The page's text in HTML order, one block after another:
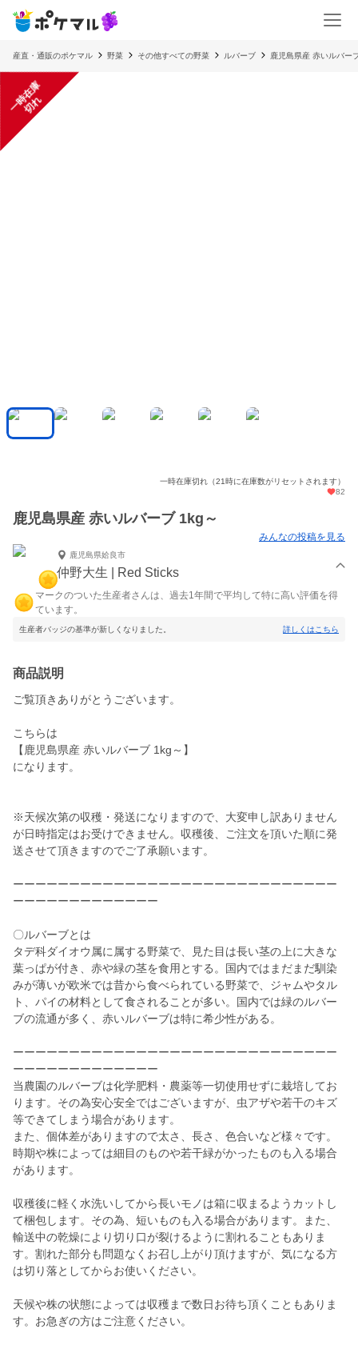
産直・通販のポケマル 野菜 その他すべての野菜 ルバーブ 鹿児島県産 赤いルバー
一
時
在
庫
切
れ
一時在庫切れ（21時に在庫数がリセットされます）
82
鹿児島県産 赤いルバーブ 1kg～
みんなの投稿を見る
鹿児島県姶良市
仲野大生 | Red Sticks
マークのついた生産者さんは、過去1年間で平均して特に高い評価を得
ています。
生産者バッジの基準が新しくなりました。 詳しくはこちら
商品説明
ご覧頂きありがとうございます。
こちらは
【鹿児島県産 赤いルバーブ 1kg～】
になります。
※天候次第の収穫・発送になりますので、大変申し訳ありません
が日時指定はお受けできません。収穫後、ご注文を頂いた順に発
送させて頂きますのでご了承願います。
ーーーーーーーーーーーーーーーーーーーーーーーーーーーーー
ーーーーーーーーーーーーー
〇ルバーブとは
タデ科ダイオウ属に属する野菜で、見た目は長い茎の上に大きな
葉っぱが付き、赤や緑の茎を食用とする。国内ではまだまだ馴染
みが薄いが欧米では昔から食べられている野菜で、ジャムやタル
ト、パイの材料として食されることが多い。国内では緑のルバー
ブの流通が多く、赤いルバーブは特に希少性がある。
ーーーーーーーーーーーーーーーーーーーーーーーーーーーーー
ーーーーーーーーーーーーー
当農園のルバーブは化学肥料・農薬等一切使用せずに栽培してお
ります。その為安心安全ではございますが、虫アザや若干のキズ
等できてしまう場合があります。
また、個体差がありますので太さ、長さ、色合いなど様々です。
時期や株によっては細目のものや若干緑がかったものも入る場合
があります。
収穫後に軽く水洗いしてから長いモノは箱に収まるようカットし
て梱包します。その為、短いものも入る場合があります。また、
輸送中の乾燥により切り口が裂けるように割れることもありま
す。割れた部分も問題なくお召し上がり頂けますが、気になる方
は切り落としてからお使いください。
天候や株の状態によっては収穫まで数日お待ち頂くこともありま
す。お急ぎの方はご注意ください。